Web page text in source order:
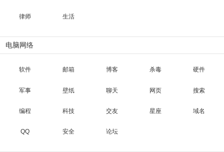
律师 生活
电脑网络
软件 邮箱 博客 杀毒 硬件
军事 壁纸 聊天 网页 搜索
编程 科技 交友 星座 域名
QQ 安全 论坛